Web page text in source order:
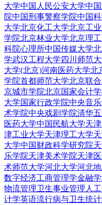
大学中国人民公安大学中
院中国刑事警察学院中国
大学北京化工大学北京工
学院北京林业大学北京理
科院心理所中国传媒大学
学武汉工程大学 四川师范
大学(北京)河南医药大学北
学院首都师范大学北京联
京城市学院北京国家会计
大学国家行政学院中央音
术学院中央戏剧学院清华
医药大学中国民航大学天
津工业大学天津理工大学
大学中国财政科学研究院
乐学院天津美术学院天津
术师范大学河北大学河北
数字经济工商管理学金融学
物流管理卫生事业管理 人
计学英语流行病与卫生统